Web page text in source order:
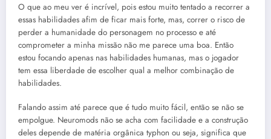
O que ao meu ver é incrível, pois estou muito tentado a recorrer a
essas habilidades afim de ficar mais forte, mas, correr o risco de
perder a humanidade do personagem no processo e até
comprometer a minha missão não me parece uma boa. Então
estou focando apenas nas habilidades humanas, mas o jogador
tem essa liberdade de escolher qual a melhor combinação de
habilidades.
Falando assim até parece que é tudo muito fácil, então se não se
empolgue. Neuromods não se acha com facilidade e a construção
deles depende de matéria orgânica typhon ou seja, significa que